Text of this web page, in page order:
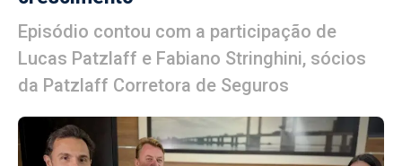
Episódio contou com a participação de
Lucas Patzlaff e Fabiano Stringhini, sócios
da Patzlaff Corretora de Seguros